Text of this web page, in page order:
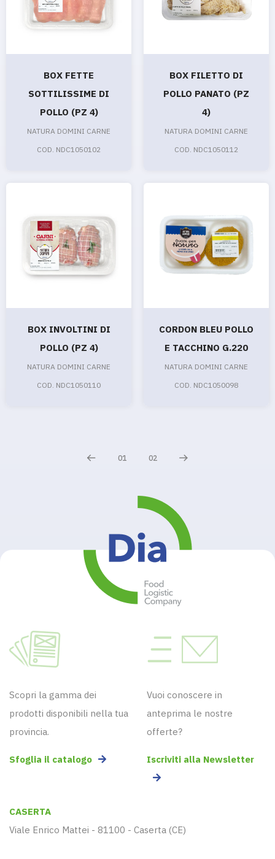
BOX FETTE
SOTTILISSIME DI
POLLO (PZ 4)
NATURA DOMINI CARNE
COD. NDC1050102
BOX FILETTO DI
POLLO PANATO (PZ
4)
NATURA DOMINI CARNE
COD. NDC1050112
BOX INVOLTINI DI
POLLO (PZ 4)
NATURA DOMINI CARNE
COD. NDC1050110
CORDON BLEU POLLO
E TACCHINO G.220
NATURA DOMINI CARNE
COD. NDC1050098
01 02
Scopri la gamma dei
prodotti disponibili nella tua
provincia.
Sfoglia il catalogo
Vuoi conoscere in
anteprima le nostre
offerte?
Iscriviti alla Newsletter
CASERTA
Viale Enrico Mattei - 81100 - Caserta (CE)